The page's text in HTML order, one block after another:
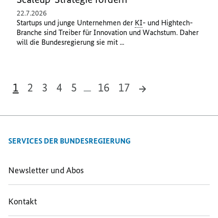
22.7.2026
Startups und junge Unternehmen der KI- und Hightech-
Branche sind Treiber für Innovation und Wachstum. Daher
will die Bundesregierung sie mit ...
1 2 3 4 5 16 17
SERVICES DER BUNDESREGIERUNG
Newsletter und Abos
Kontakt